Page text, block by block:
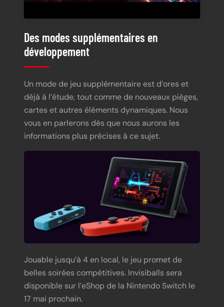
Des modes supplémentaires en
développement
Un mode de jeu supplémentaire est d’ores et
déjà à l’étude, tout comme de nouveaux pièges,
cartes et autres éléments dynamiques. Nous
vous en parlerons dès que nous aurons les
informations plus précises à ce sujet.
Jouable jusqu’à 4 en local, le jeu promet de
belles soirées compétitives. Invisiballs sera
disponible sur l’eShop de la Nintendo Switch le
17 mai prochain.